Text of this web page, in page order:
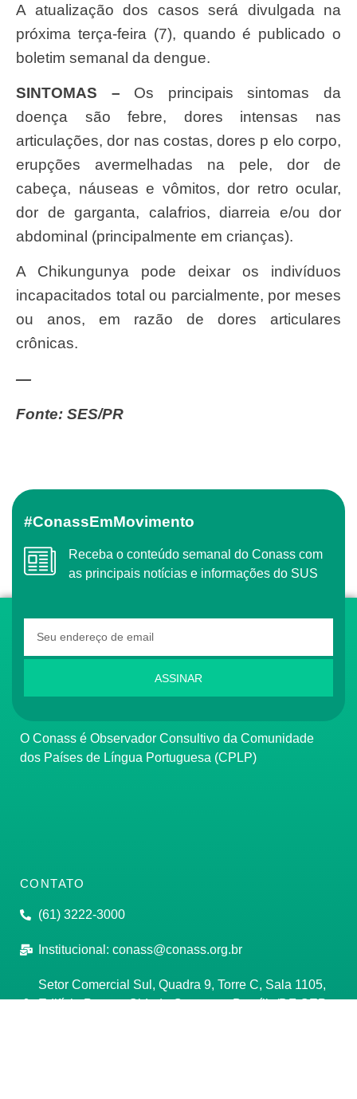
A atualização dos casos será divulgada na
próxima terça-feira (7), quando é publicado o
boletim semanal da dengue.
SINTOMAS – Os principais sintomas da
doença são febre, dores intensas nas
articulações, dor nas costas, dores p elo corpo,
erupções avermelhadas na pele, dor de
cabeça, náuseas e vômitos, dor retro ocular,
dor de garganta, calafrios, diarreia e/ou dor
abdominal (principalmente em crianças).
A Chikungunya pode deixar os indivíduos
incapacitados total ou parcialmente, por meses
ou anos, em razão de dores articulares
crônicas.
—
Fonte: SES/PR
#ConassEmMovimento
Receba o conteúdo semanal do Conass com
as principais notícias e informações do SUS
ASSINAR
O Conass é Observador Consultivo da Comunidade
dos Países de Língua Portuguesa (CPLP)
CONTATO
(61) 3222-3000
Institucional: conass@conass.org.br
Setor Comercial Sul, Quadra 9, Torre C, Sala 1105,
Edifício Parque Cidade Corporate Brasília/DF CEP: